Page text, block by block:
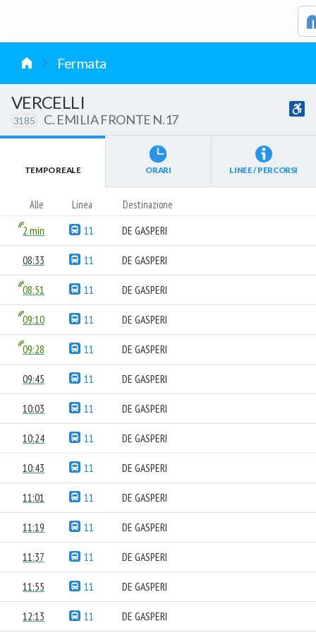
Fermata
VERCELLI
3185 C. EMILIA FRONTE N.17
TEMPO REALE ORARI LINEE / PERCORSI
Alle Linea Destinazione
2 min 11 DE GASPERI
08:33 11 DE GASPERI
08:51 11 DE GASPERI
09:10 11 DE GASPERI
09:28 11 DE GASPERI
09:45 11 DE GASPERI
10:03 11 DE GASPERI
10:24 11 DE GASPERI
10:43 11 DE GASPERI
11:01 11 DE GASPERI
11:19 11 DE GASPERI
11:37 11 DE GASPERI
11:55 11 DE GASPERI
12:13 11 DE GASPERI